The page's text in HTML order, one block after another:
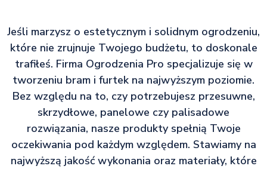
Jeśli marzysz o estetycznym i solidnym ogrodzeniu,
które nie zrujnuje Twojego budżetu, to doskonale
trafiłeś. Firma Ogrodzenia Pro specjalizuje się w
tworzeniu bram i furtek na najwyższym poziomie.
Bez względu na to, czy potrzebujesz przesuwne,
skrzydłowe, panelowe czy palisadowe
rozwiązania, nasze produkty spełnią Twoje
oczekiwania pod każdym względem. Stawiamy na
najwyższą jakość wykonania oraz materiały, które